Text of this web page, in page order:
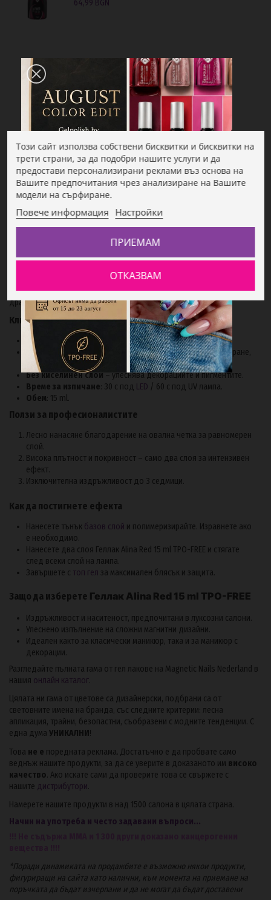
64,99 BGN
Описание
Геллак Alina Red 15 ml TPO-FREE
Геллак Alina Red 15 ml TPO-FREEе професионален гел лак от
Magnetic Nails Nederland,Много тъмно червеният гел лаке
Богатият му, наситен оттенък съчетава класиката на червеното с
мистериозния характер на тъмните нюанси, създавайки изискан,
драматичен ефект върху ноктите.
Ключови характеристики
Тъмно червен цвят.
Професионална формула с технология за самонивелиране,
устойчива на чипване и напукване.
Без киселинен слой – улеснява декорациите и пигментите.
Време за изпичане: 30 с под LED / 60 с под UV лампа.
Обем: 15 ml.
Ползи за професионалистите
Лесно нанасяне благодарение на овална четка за равномерен
слой.
Висока плътност и покривност – само два слоя за интензивен
ефект.
Изключителна издръжливост до 3 седмици.
Как да постигнете ефекта
Нанесете тънък базов слой и полимеризирайте. Изравнете ако
е необходимо.
Нанесете два слоя Геллак Alina Red 15 ml TPO-FREE и стягате
след всеки слой на лампа.
Завършете с топ гел за максимален блясък и защита.
Защо да изберете Геллак Alina Red 15 ml TPO-FREE
Издръжливост и наситеност, предпочитани в луксозни салони.
Улеснено изпълнение на сложни магнитни дизайни.
Идеален както за класически маникюр, така и за маникюр с
декорации.
Разгледайте пълната гама от гел лакове на Magnetic Nails Nederland в
нашия онлайн каталог.
Цялата ни гама от цветове са дизайнерски, подбрани са от
световните имена на бранда, със следните критерии: лесна
апликация, трайни, безопастни, съобразени с модните тенденции. С
една дума УНИКАЛНИ!
Това не е поредната реклама. Достатъчно е да пробвате само
веднъж нашите продукти, за да се уверите в доказаното им високо
качество. Ако искате сами да проверите това се свържете с
нашите дистрибутори.
Намерете нашите продукти в над 1500 салона в цялата страна.
Начин на употреба и често задавани въпроси...
*Поради динамиката на продажбите е възможно някои продукти,
фигуриращи на сайта като налични, към момента на приемане на
поръчката да бъдат изчерпани и да не могат да бъдат доставени
Този сайт използва собствени бисквитки и бисквитки на
трети страни, за да подобри нашите услуги и да
предостави персонализирани реклами въз основа на
Вашите предпочитания чрез анализиране на Вашите
модели на сърфиране.
Повече информация Настройки
ОТКАЗВАМ
ПРИЕМАМ